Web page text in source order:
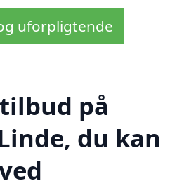
uforpligtende
på
du kan